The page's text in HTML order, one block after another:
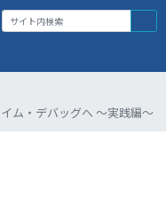
ム・デバッグへ ～実践編～